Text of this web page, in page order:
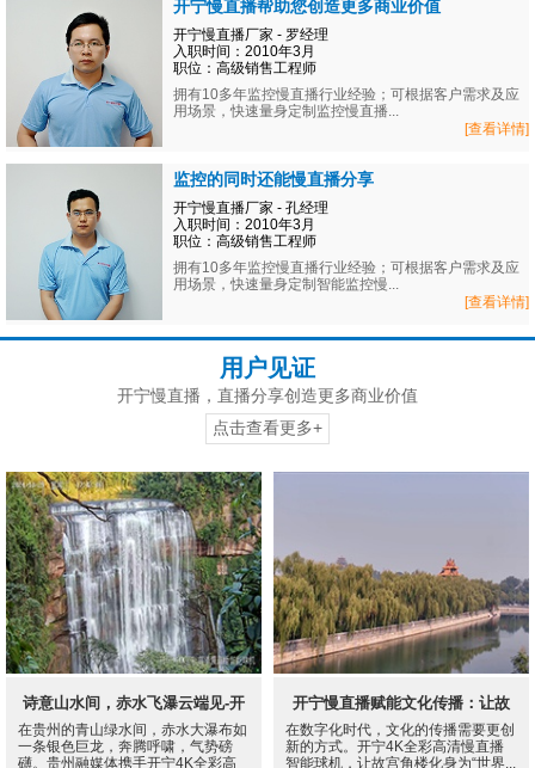
开宁慢直播帮助您创造更多商业价值
开宁慢直播厂家 - 罗经理
入职时间：2010年3月
职位：高级销售工程师
拥有10多年监控慢直播行业经验；可根据客户需求及应
用场景，快速量身定制监控慢直播...
[查看详情]
监控的同时还能慢直播分享
开宁慢直播厂家 - 孔经理
入职时间：2010年3月
职位：高级销售工程师
拥有10多年监控慢直播行业经验；可根据客户需求及应
用场景，快速量身定制智能监控慢...
[查看详情]
用户见证
开宁慢直播，直播分享创造更多商业价值
点击查看更多+
诗意山水间，赤水飞瀑云端见-开
宁4K慢直播摄像机
在贵州的青山绿水间，赤水大瀑布如
一条银色巨龙，奔腾呼啸，气势磅
礴。贵州融媒体携手开宁4K全彩高
开宁慢直播赋能文化传播：让故
宫角楼成为世界的文化客厅
在数字化时代，文化的传播需要更创
新的方式。开宁4K全彩高清慢直播
智能球机，让故宫角楼化身为“世界...